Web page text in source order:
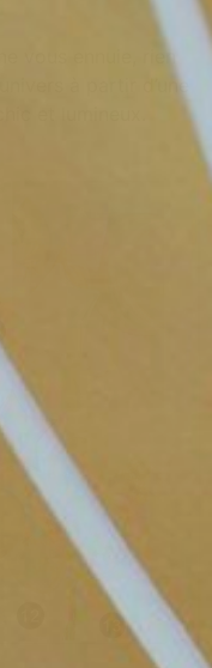
vous ennuie, rien
à partir d’une
et lumineux.